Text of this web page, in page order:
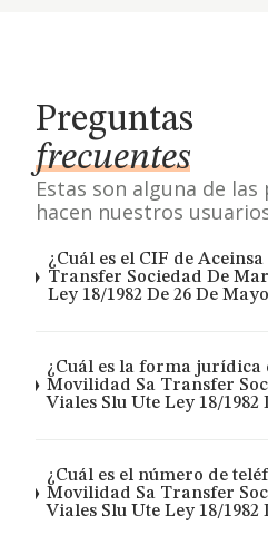
Preguntas
frecuentes
Estas son alguna de
hacen nuestros
¿Cuál es el CIF de
Transfer Sociedad De
Ley 18/1982 De 26 De
¿Cuál es la forma jurídica
Movilidad Sa Transfer
Viales Slu Ute Ley 18/1982
¿Cuál es el número de
Movilidad Sa Transfer
Viales Slu Ute Ley 18/1982